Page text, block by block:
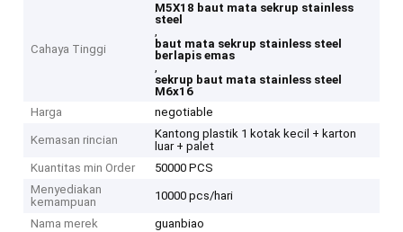
Cahaya Tinggi
M5X18 baut mata sekrup stainless
steel
,
baut mata sekrup stainless steel
berlapis emas
,
sekrup baut mata stainless steel
M6x16
Harga
negotiable
Kemasan rincian
Kantong plastik 1 kotak kecil + karton
luar + palet
Kuantitas min Order
50000 PCS
Menyediakan
kemampuan
10000 pcs/hari
Nama merek guanbiao